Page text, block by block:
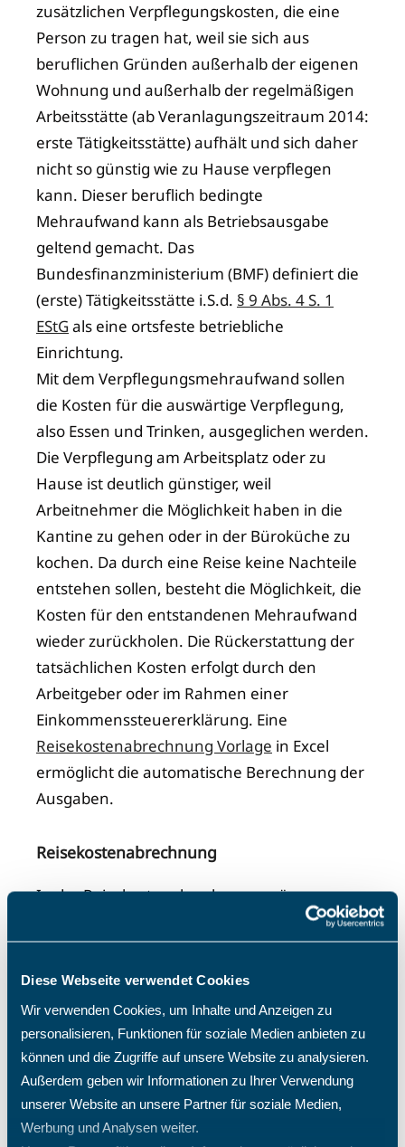
Diese Webseite verwendet Cookies
Wir verwenden Cookies, um Inhalte und Anzeigen zu
personalisieren, Funktionen für soziale Medien anbieten zu
können und die Zugriffe auf unsere Website zu analysieren.
Außerdem geben wir Informationen zu Ihrer Verwendung
unserer Website an unsere Partner für soziale Medien,
Werbung und Analysen weiter.
zusätzlichen Verpflegungskosten, die eine
Person zu tragen hat, weil sie sich aus
beruflichen Gründen außerhalb der eigenen
Wohnung und außerhalb der regelmäßigen
Arbeitsstätte (ab Veranlagungszeitraum 2014:
erste Tätigkeitsstätte) aufhält und sich daher
nicht so günstig wie zu Hause verpflegen
kann. Dieser beruflich bedingte
Mehraufwand kann als Betriebsausgabe
geltend gemacht. Das
Bundesfinanzministerium (BMF) definiert die
(erste) Tätigkeitsstätte i.S.d. § 9 Abs. 4 S. 1
EStGals eine ortsfeste betriebliche
Einrichtung.
Mit dem Verpflegungsmehraufwand sollen
die Kosten für die auswärtige Verpflegung,
also Essen und Trinken, ausgeglichen werden.
Die Verpflegung am Arbeitsplatz oder zu
Hause ist deutlich günstiger, weil
Arbeitnehmer die Möglichkeit haben in die
Kantine zu gehen oder in der Büroküche zu
kochen. Da durch eine Reise keine Nachteile
entstehen sollen, besteht die Möglichkeit, die
Kosten für den entstandenen Mehraufwand
wieder zurückholen. Die Rückerstattung der
tatsächlichen Kosten erfolgt durch den
Arbeitgeber oder im Rahmen einer
Einkommenssteuererklärung. Eine
Reisekostenabrechnung Vorlage in Excel
ermöglicht die automatische Berechnung der
Ausgaben.
Reisekostenabrechnung
In der Reisekostenabrechnung müssen
genaue Angaben zur Reise gemacht werden:
Datum, Dauer, Ziel und Zweck der Reise.
Reisekosten mühelos digital
erfassen und abrechnen mit TimO®